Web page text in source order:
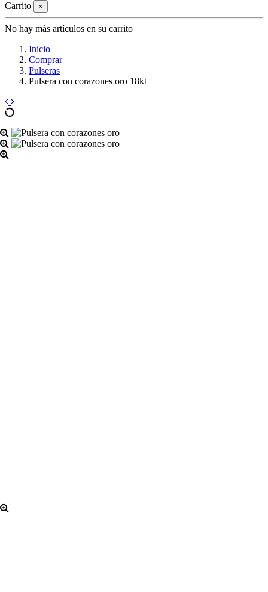
Carrito
×
No hay más artículos en su carrito
Inicio
Comprar
Pulseras
Pulsera con corazones oro 18kt